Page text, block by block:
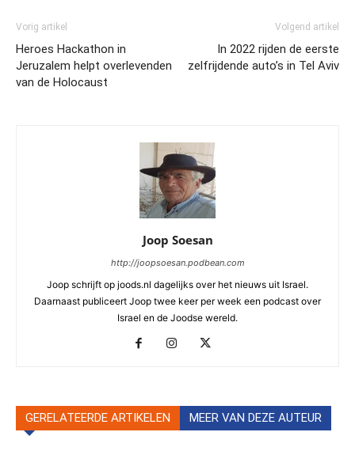
Vorig artikel
Heroes Hackathon in
Jeruzalem helpt overlevenden
van de Holocaust
Volgend artikel
In 2022 rijden de eerste
zelfrijdende auto’s in Tel Aviv
Joop Soesan
http://joopsoesan.podbean.com
Joop schrijft op joods.nl dagelijks over het nieuws uit Israel.
Daarnaast publiceert Joop twee keer per week een podcast over
Israel en de Joodse wereld.
GERELATEERDE ARTIKELEN MEER VAN DEZE AUTEUR